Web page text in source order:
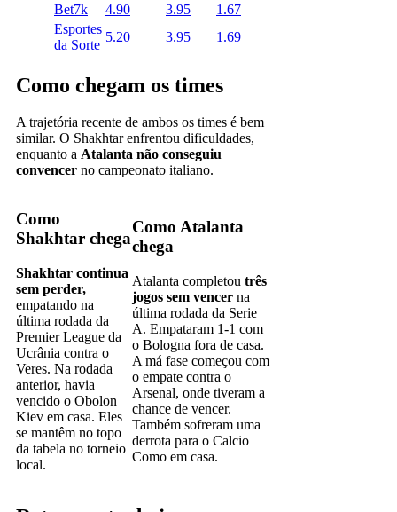
Bet7k
4.90 3.95
1.67
Esportes
da Sorte
5.20 3.95 1.69
Como chegam os times
A trajetória recente de ambos os times é bem
similar. O Shakhtar enfrentou dificuldades,
enquanto a Atalanta não conseguiu
convencer no campeonato italiano.
Como
Shakhtar chega
Shakhtar continua
sem perder,
empatando na
última rodada da
Premier League da
Ucrânia contra o
Veres. Na rodada
anterior, havia
vencido o Obolon
Kiev em casa. Eles
se mantêm no topo
da tabela no torneio
local.
Como Atalanta
chega
Atalanta completou três
jogos sem vencer na
última rodada da Serie
A. Empataram 1-1 com
o Bologna fora de casa.
A má fase começou com
o empate contra o
Arsenal, onde tiveram a
chance de vencer.
Também sofreram uma
derrota para o Calcio
Como em casa.